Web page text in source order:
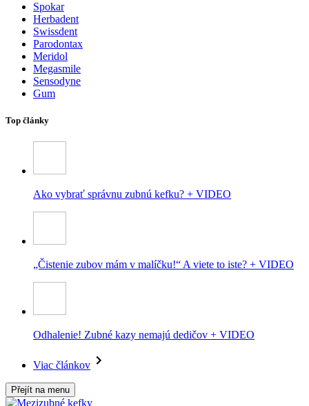
Spokar
Herbadent
Swissdent
Parodontax
Meridol
Megasmile
Sensodyne
Gum
Top články
Ako vybrať správnu zubnú kefku? + VIDEO
„Čistenie zubov mám v malíčku!“ A viete to iste? + VIDEO
Odhalenie! Zubné kazy nemajú dedičov + VIDEO
Viac článkov
Přejít na menu